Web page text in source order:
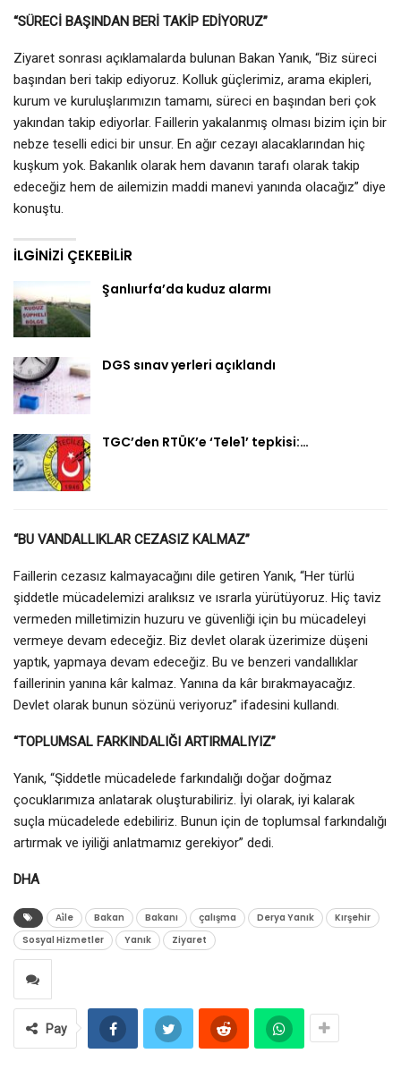
“SÜRECİ BAŞINDAN BERİ TAKİP EDİYORUZ”
Ziyaret sonrası açıklamalarda bulunan Bakan Yanık, “Biz süreci
başından beri takip ediyoruz. Kolluk güçlerimiz, arama ekipleri,
kurum ve kuruluşlarımızın tamamı, süreci en başından beri çok
yakından takip ediyorlar. Faillerin yakalanmış olması bizim için bir
nebze teselli edici bir unsur. En ağır cezayı alacaklarından hiç
kuşkum yok. Bakanlık olarak hem davanın tarafı olarak takip
edeceğiz hem de ailemizin maddi manevi yanında olacağız” diye
konuştu.
İLGINIZI ÇEKEBILIR
Şanlıurfa’da kuduz alarmı
DGS sınav yerleri açıklandı
TGC’den RTÜK’e ‘Tele1’ tepkisi:…
“BU VANDALLIKLAR CEZASIZ KALMAZ”
Faillerin cezasız kalmayacağını dile getiren Yanık, “Her türlü
şiddetle mücadelemizi aralıksız ve ısrarla yürütüyoruz. Hiç taviz
vermeden milletimizin huzuru ve güvenliği için bu mücadeleyi
vermeye devam edeceğiz. Biz devlet olarak üzerimize düşeni
yaptık, yapmaya devam edeceğiz. Bu ve benzeri vandallıklar
faillerinin yanına kâr kalmaz. Yanına da kâr bırakmayacağız.
Devlet olarak bunun sözünü veriyoruz” ifadesini kullandı.
“TOPLUMSAL FARKINDALIĞI ARTIRMALIYIZ”
Yanık, “Şiddetle mücadelede farkındalığı doğar doğmaz
çocuklarımıza anlatarak oluşturabiliriz. İyi olarak, iyi kalarak
suçla mücadelede edebiliriz. Bunun için de toplumsal farkındalığı
artırmak ve iyiliği anlatmamız gerekiyor” dedi.
DHA
Ai̇le Bakan Bakanı çalışma Derya Yanık
Kırşehir
Sosyal Hizmetler
Yanık Ziyaret
Pay